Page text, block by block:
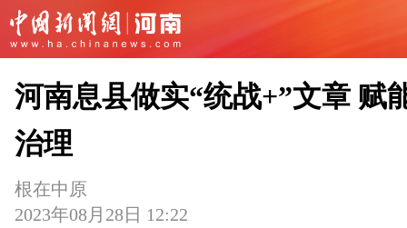
河南息县做实“统战+”文章 赋
治理
根在中原
2023年08月28日 12:22